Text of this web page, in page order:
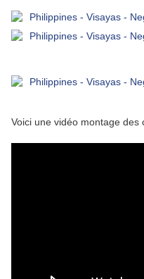
Voici une vidéo montage des